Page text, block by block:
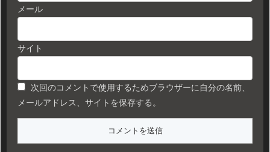
メール
サイト
次回のコメントで使用するためブラウザーに自分の名前、
メールアドレス、サイトを保存する。